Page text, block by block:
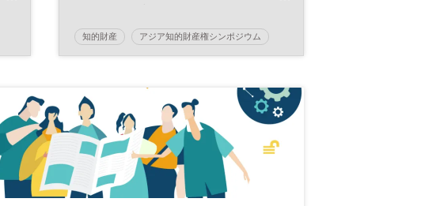
～動き出したコンテンツ防衛～
知的財産 アジア知的財産権シンポジウム
エンターテインメント